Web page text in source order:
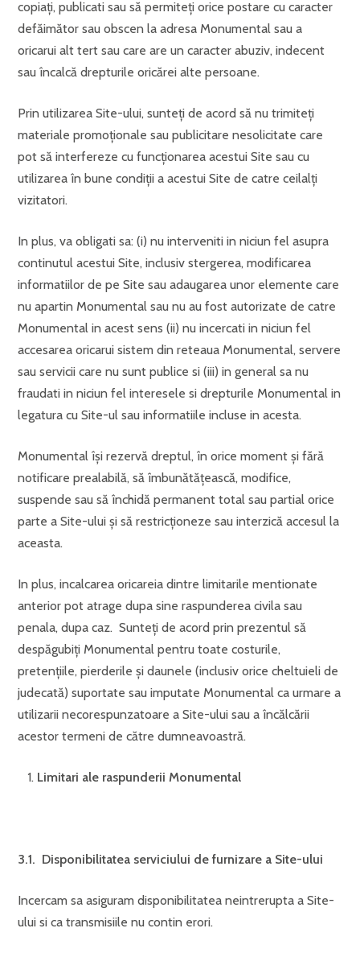
copiaţi, publicati sau să permiteţi orice postare cu caracter
defăimător sau obscen la adresa Monumental sau a
oricarui alt tert sau care are un caracter abuziv, indecent
sau încalcă drepturile oricărei alte persoane.
Prin utilizarea Site-ului, sunteţi de acord să nu trimiteţi
materiale promoţionale sau publicitare nesolicitate care
pot să interfereze cu funcţionarea acestui Site sau cu
utilizarea în bune condiţii a acestui Site de catre ceilalţi
vizitatori.
In plus, va obligati sa: (i) nu interveniti in niciun fel asupra
continutul acestui Site, inclusiv stergerea, modificarea
informatiilor de pe Site sau adaugarea unor elemente care
nu apartin Monumental sau nu au fost autorizate de catre
Monumental in acest sens (ii) nu incercati in niciun fel
accesarea oricarui sistem din reteaua Monumental, servere
sau servicii care nu sunt publice si (iii) in general sa nu
fraudati in niciun fel interesele si drepturile Monumental in
legatura cu Site-ul sau informatiile incluse in acesta.
Monumental îşi rezervă dreptul, în orice moment şi fără
notificare prealabilă, să îmbunătăţească, modifice,
suspende sau să închidă permanent total sau partial orice
parte a Site-ului şi să restricţioneze sau interzică accesul la
aceasta.
In plus, incalcarea oricareia dintre limitarile mentionate
anterior pot atrage dupa sine raspunderea civila sau
penala, dupa caz. Sunteţi de acord prin prezentul să
despăgubiţi Monumental pentru toate costurile,
pretenţiile, pierderile şi daunele (inclusiv orice cheltuieli de
judecată) suportate sau imputate Monumental ca urmare a
utilizarii necorespunzatoare a Site-ului sau a încălcării
acestor termeni de către dumneavoastră.
Limitari ale raspunderii Monumental
3.1. Disponibilitatea serviciului de furnizare a Site-ului
Incercam sa asiguram disponibilitatea neintrerupta a Site-
ului si ca transmisiile nu contin erori.